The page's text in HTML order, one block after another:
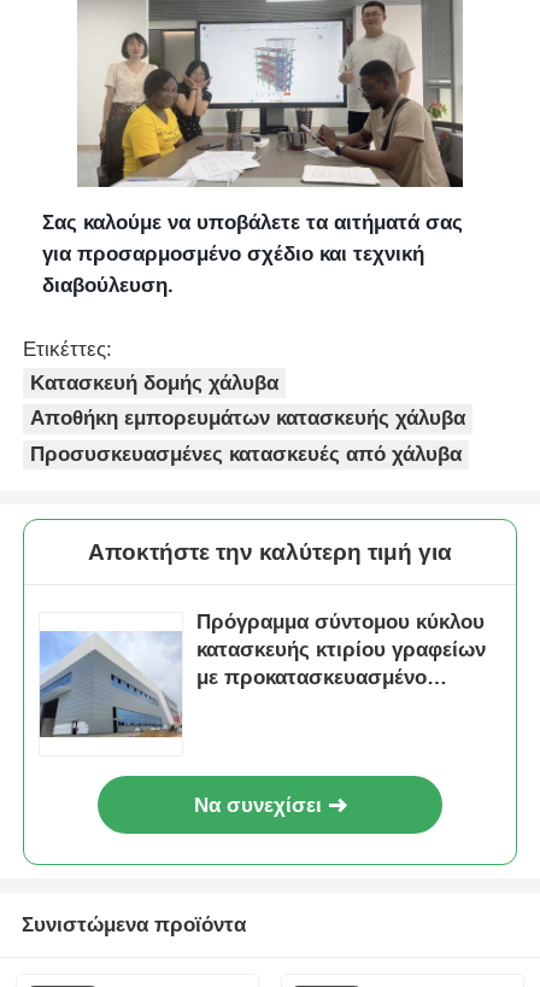
Σας καλούμε να υποβάλετε τα αιτήματά σας
για προσαρμοσμένο σχέδιο και τεχνική
διαβούλευση.
Ετικέττες:
Κατασκευή δομής χάλυβα
Αποθήκη εμπορευμάτων κατασκευής χάλυβα
Προσυσκευασμένες κατασκευές από χάλυβα
Αποκτήστε την καλύτερη τιμή για
Πρόγραμμα σύντομου κύκλου
κατασκευής κτιρίου γραφείων
με προκατασκευασμένο
Να συνεχίσει
Συνιστώμενα προϊόντα